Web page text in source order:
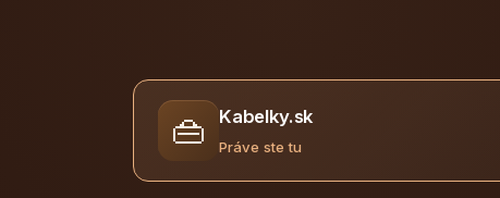
👜 Kabelky.sk
Práve ste tu